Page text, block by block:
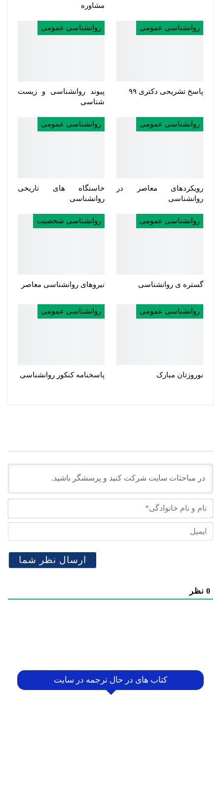
مشاوره
روانشناسی عمومی
پاسخ تشریحی دکتری ۹۹
روانشناسی عمومی
پیوند روانشناسی و زیست
شناسی
روانشناسی عمومی
رویکردهای معاصر در
روانشناسی
روانشناسی عمومی
خاستگاه های تاریخی
روانشناسی
روانشناسی عمومی
گستره ی روانشناسی
روانشناسی شخصیت
نیروهای روانشناسی معاصر
روانشناسی عمومی
نوروزتان مبارک
روانشناسی عمومی
پاسخنامه کنکور روانشناسی
نام
0 نظر
کتاب های در حال ترجمه در سایت